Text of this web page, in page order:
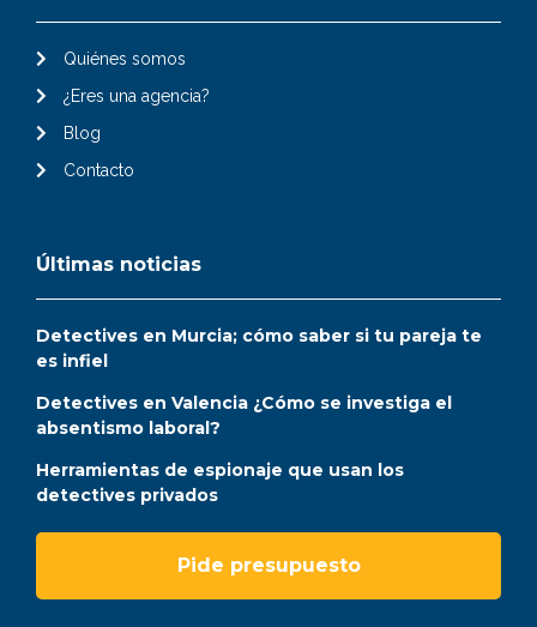
Quiénes somos
¿Eres una agencia?
Blog
Contacto
Últimas noticias
Detectives en Murcia; cómo saber si tu pareja te
es infiel
Detectives en Valencia ¿Cómo se investiga el
absentismo laboral?
Herramientas de espionaje que usan los
detectives privados
Pide presupuesto